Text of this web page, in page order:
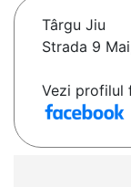
Târgu Jiu
Strada 9
Vezi profilul